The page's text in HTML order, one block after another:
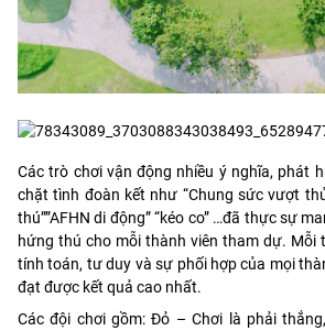
Các trò chơi vận động nhiều ý nghĩa, phát
chặt tình đoàn kết như “Chung sức vượt
thú””AFHN di động” “kéo co” …đã thực sự
hứng thú cho mỗi thành viên tham dự. Mỗi
tính toán, tư duy và sự phối hợp của mọi
đạt được kết quả cao nhất.
Các đội chơi gồm: Đỏ – Chơi là phải